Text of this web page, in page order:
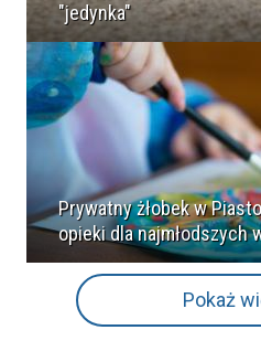
"jedynka"
Prywatny żłobek w
opieki dla najmłodszych
Pokaż